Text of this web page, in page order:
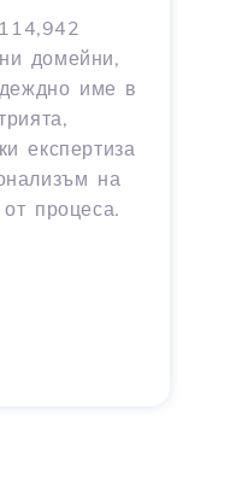
домейни,
име в
експертиза
на
процеса.